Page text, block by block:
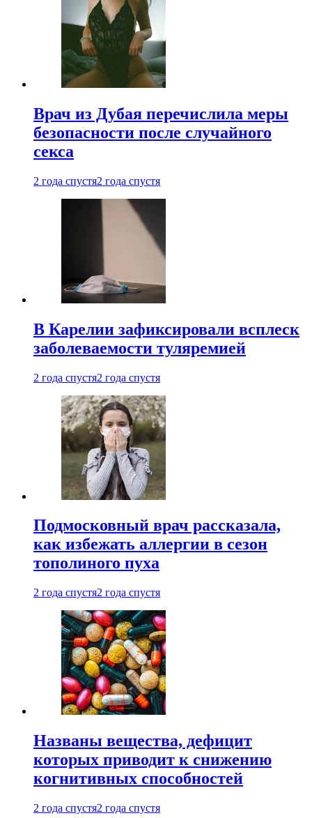
Врач из Дубая перечислила меры
безопасности после случайного
секса
2 года спустя2 года спустя
В Карелии зафиксировали всплеск
заболеваемости туляремией
2 года спустя2 года спустя
Подмосковный врач рассказала,
как избежать аллергии в сезон
тополиного пуха
2 года спустя2 года спустя
Названы вещества, дефицит
которых приводит к снижению
когнитивных способностей
2 года спустя2 года спустя